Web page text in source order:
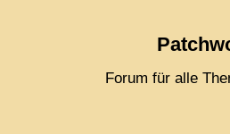
Forum für alle